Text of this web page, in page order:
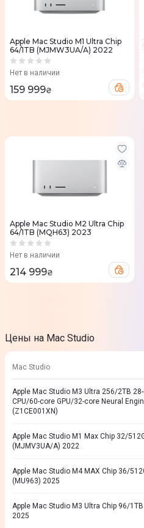
Apple Mac Studio M1 Ultra Chip
64/1TB (MJMW3UA/A) 2022
Нет в наличии
159 999₴
Apple Mac Studio M2 Ultra Chip
64/1TB (MQH63) 2023
Нет в наличии
214 999₴
Цены на Mac Studio
Mac Studio
Apple Mac Studio M3 Ultra 256/2TB
CPU/60-core GPU/32-core Neural
(Z1CE001XN)
Apple Mac Studio M1 Max Chip 32/
(MJMV3UA/A) 2022
Apple Mac Studio M4 MAX Chip 36/
(MU963) 2025
Apple Mac Studio M3 Ultra Chip 96/
2025